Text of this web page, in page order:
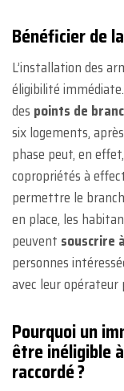
Bénéficier de
L’installation des
éligibilité
des points de
six logements,
phase peut, en
copropriétés à
permettre le
en place, les
peuvent souscrire
personnes
avec leur opérateur
Pourquoi un
être inéligible
raccordé ?